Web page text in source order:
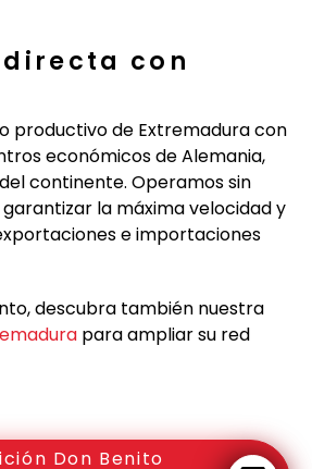
con
productivo de Extremadura con
económicos de Alemania,
continente. Operamos sin
la máxima velocidad y
e importaciones
descubra también nuestra
para ampliar su red
Don Benito